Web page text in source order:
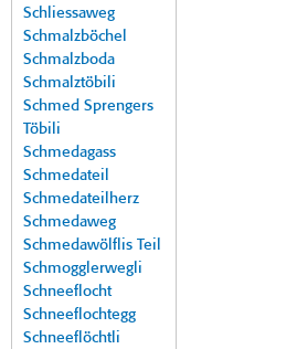
Schliessaweg
Schmalzböchel
Schmalzboda
Schmalztöbili
Schmed Sprengers
Töbili
Schmedagass
Schmedateil
Schmedateilherz
Schmedaweg
Schmedawölflis Teil
Schmogglerwegli
Schneeflocht
Schneeflochtegg
Schneeflöchtli